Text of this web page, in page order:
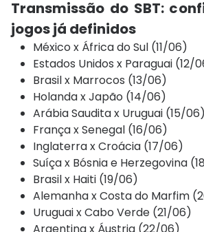
Transmissão do SBT: c
jogos já definidos
México x África do Sul (11/06)
Estados Unidos x Paraguai (12/
Brasil x Marrocos (13/06)
Holanda x Japão (14/06)
Arábia Saudita x Uruguai (15/06)
França x Senegal (16/06)
Inglaterra x Croácia (17/06)
Suíça x Bósnia e Herzegovina
Brasil x Haiti (19/06)
Alemanha x Costa do Marfim
Uruguai x Cabo Verde (21/06)
Argentina x Áustria (22/06)